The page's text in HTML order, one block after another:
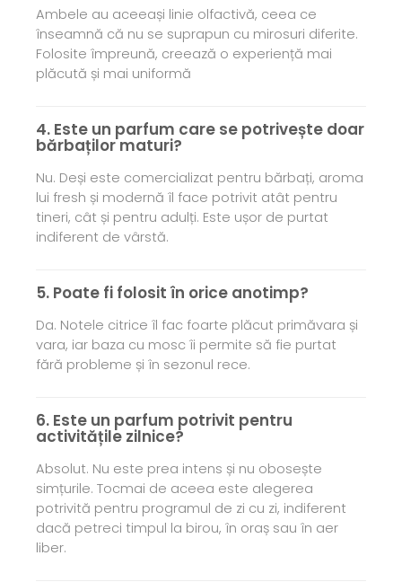
Ambele au aceeași linie olfactivă, ceea ce
înseamnă că nu se suprapun cu mirosuri diferite.
Folosite împreună, creează o experiență mai
plăcută și mai uniformă
4. Este un parfum care se potrivește doar
bărbaților maturi?
Nu. Deși este comercializat pentru bărbați, aroma
lui fresh și modernă îl face potrivit atât pentru
tineri, cât și pentru adulți. Este ușor de purtat
indiferent de vârstă.
5. Poate fi folosit în orice anotimp?
Da. Notele citrice îl fac foarte plăcut primăvara și
vara, iar baza cu mosc îi permite să fie purtat
fără probleme și în sezonul rece.
6. Este un parfum potrivit pentru
activitățile zilnice?
Absolut. Nu este prea intens și nu obosește
simțurile. Tocmai de aceea este alegerea
potrivită pentru programul de zi cu zi, indiferent
dacă petreci timpul la birou, în oraș sau în aer
liber.